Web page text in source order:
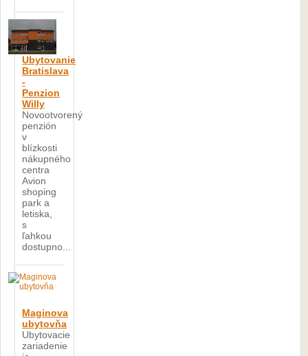
Ubytovanie
Bratislava
-
Penzion
Willy
Novootvorený
penzión
v
blízkosti
nákupného
centra
Avion
shoping
park a
letiska,
s
ľahkou
dostupno...
Maginova
ubytovňa
Ubytovacie
zariadenie